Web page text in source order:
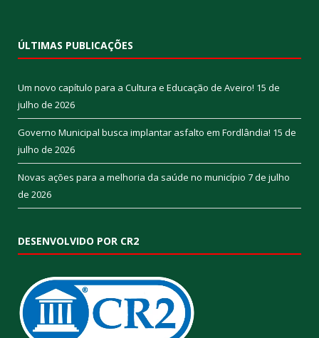
ÚLTIMAS PUBLICAÇÕES
Um novo capítulo para a Cultura e Educação de Aveiro! 15 de
julho de 2026
Governo Municipal busca implantar asfalto em Fordlândia! 15 de
julho de 2026
Novas ações para a melhoria da saúde no município 7 de julho
de 2026
DESENVOLVIDO POR CR2